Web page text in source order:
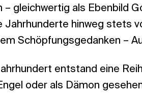
– gleichwertig als Ebenbild
Jahrhunderte hinweg stets
Schöpfungsgedanken –
entstand eine
oder als Dämon